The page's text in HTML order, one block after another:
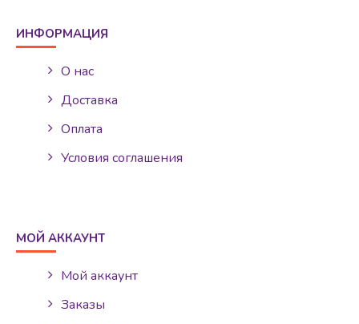
ИНФОРМАЦИЯ
О нас
Доставка
Оплата
Условия соглашения
МОЙ АККАУНТ
Мой аккаунт
Заказы